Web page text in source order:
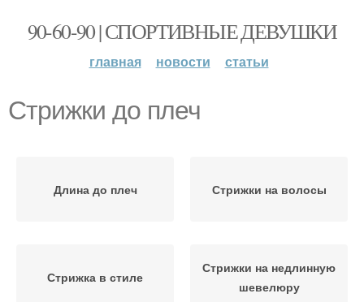
90-60-90 | СПОРТИВНЫЕ ДЕВУШКИ
главная новости статьи
Стрижки до плеч
Длина до плеч Стрижки на волосы
Стрижка в стиле
Стрижки на недлинную
шевелюру